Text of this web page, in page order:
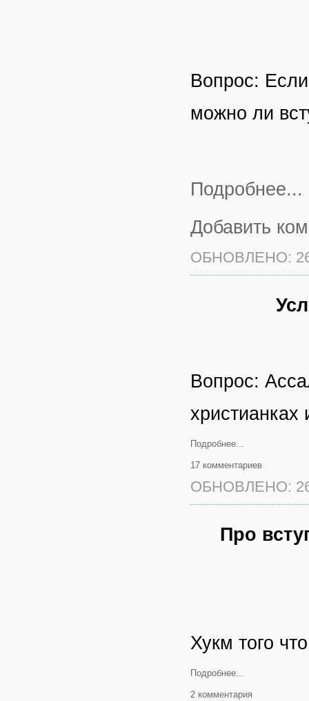
Вопрос:
можно ли
Подробнее...
Добавить
ОБНОВЛЕНО:
Вопрос:
христианках
Подробнее...
17 комментариев
ОБНОВЛЕНО:
Про
Хукм того
Подробнее...
2 комментария